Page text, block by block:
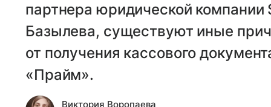
партнера юридической компании
Базылева, существуют иные
от получения кассового
«Прайм».
Виктория Воропаева